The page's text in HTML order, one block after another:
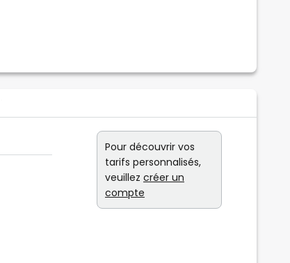
Pour découvrir vos
tarifs personnalisés,
veuillez créer un
compte